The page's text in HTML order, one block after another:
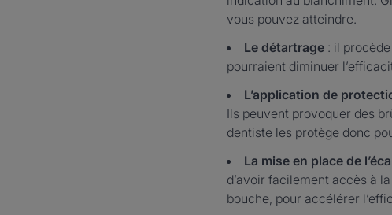
vous pouvez atteindre.
Le détartrage : il
pourraient diminuer
L’application de
Ils peuvent provoquer des
dentiste les protège donc
La mise en place de
d’avoir facilement accès à
bouche, pour accélérer